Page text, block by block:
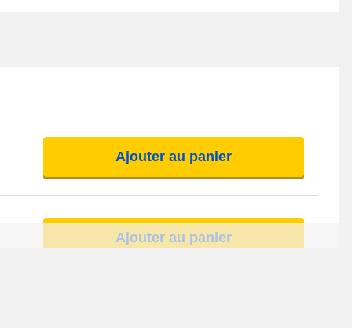
Ajouter au panier
Ajouter au panier